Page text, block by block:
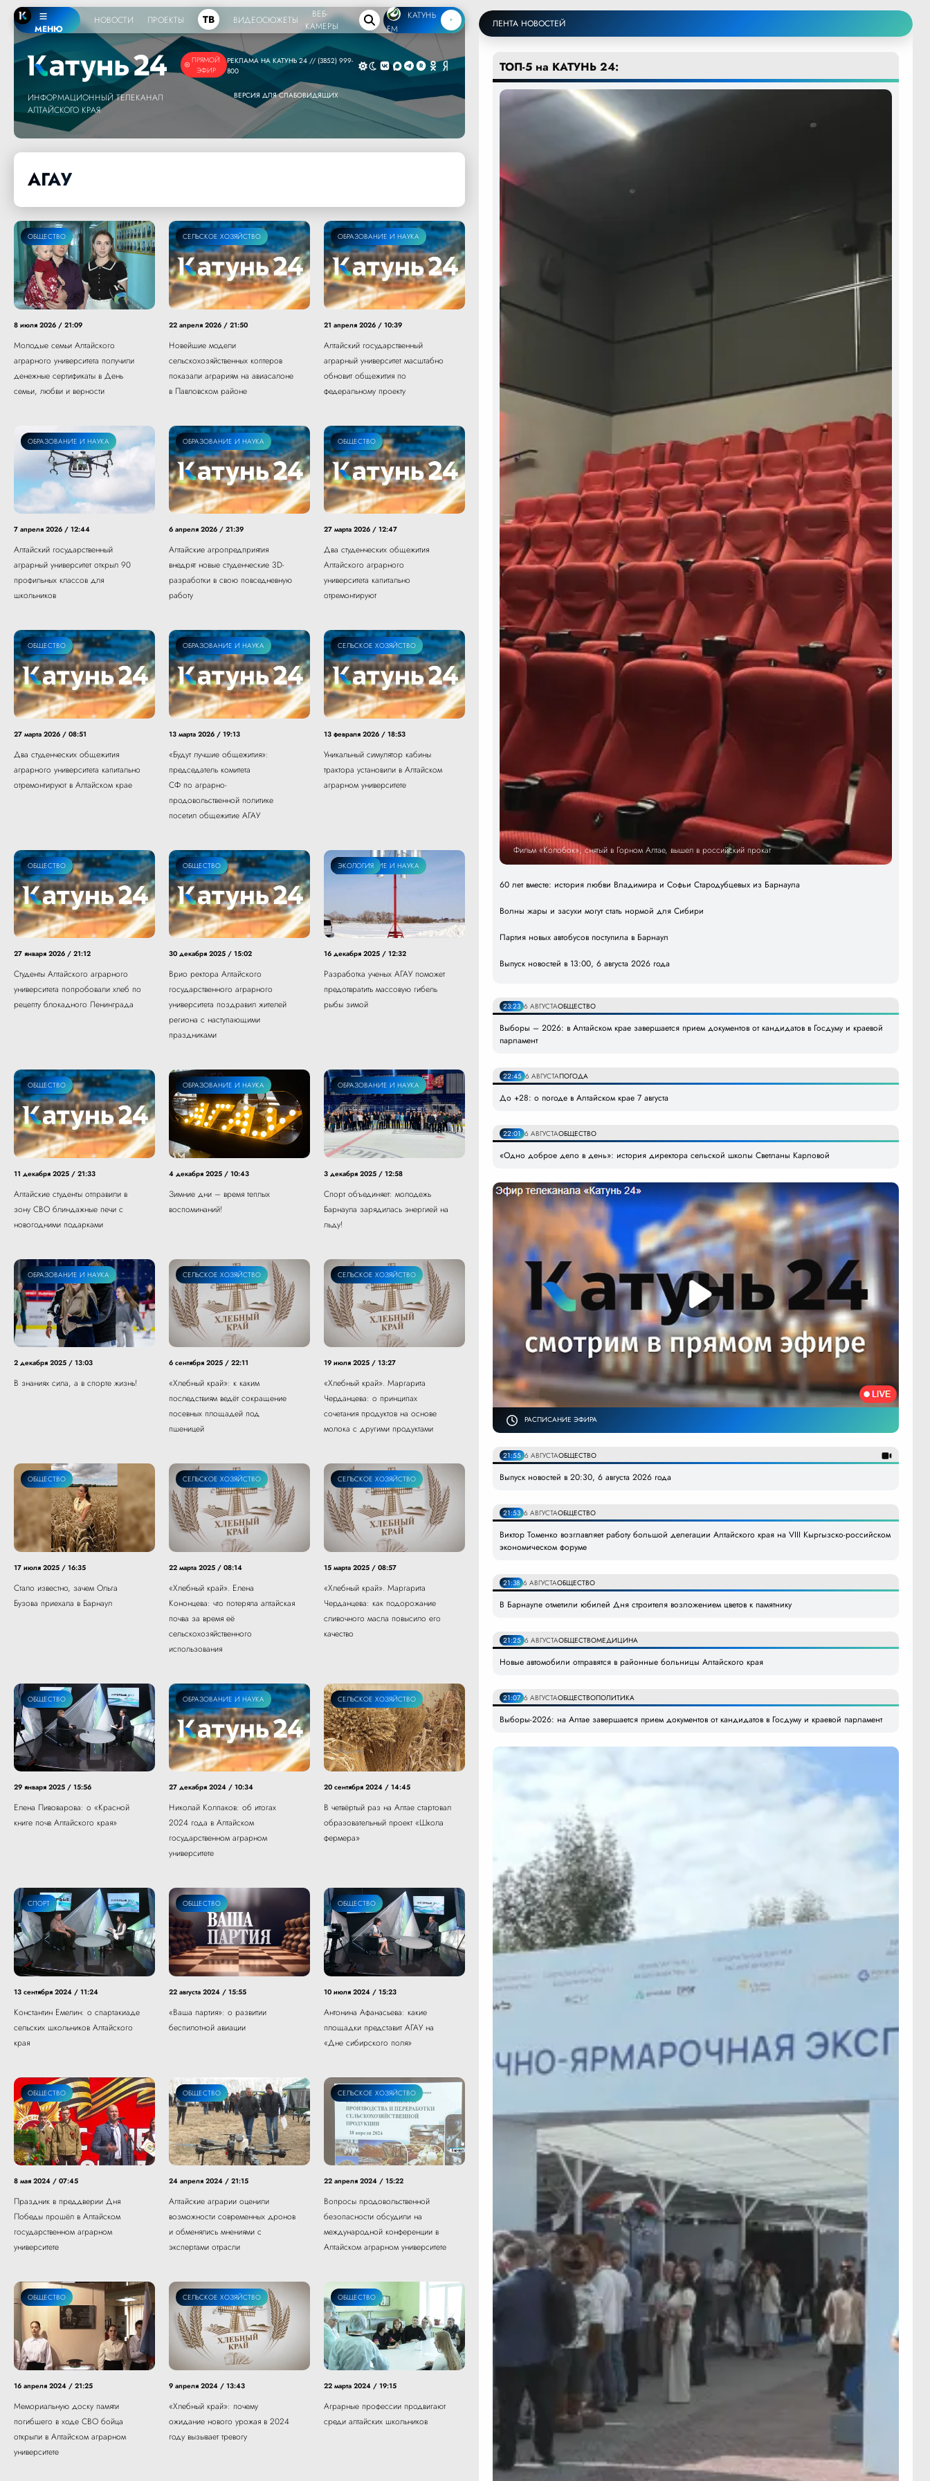
МЕНЮ
НОВОСТИ ПРОЕКТЫ ТВ ВИДЕОСЮЖЕТЫ
ВЕБ-
КАМЕРЫ
КАТУНЬ
FM
ПРЯМОЙ
ЭФИР
ИНФОРМАЦИОННЫЙ ТЕЛЕКАНАЛ
АЛТАЙСКОГО КРАЯ
РЕКЛАМА НА КАТУНЬ 24 // (3852) 999-
800
ВЕРСИЯ ДЛЯ СЛАБОВИДЯЩИХ
АГАУ
ОБЩЕСТВО
8 июля 2026 / 21:09
Молодые семьи Алтайского
аграрного университета получили
денежные сертификаты в День
семьи, любви и верности
СЕЛЬСКОЕ ХОЗЯЙСТВО
22 апреля 2026 / 21:50
Новейшие модели
сельскохозяйственных коптеров
показали аграриям на авиасалоне
в Павловском районе
ОБРАЗОВАНИЕ И НАУКА
21 апреля 2026 / 10:39
Алтайский государственный
аграрный университет масштабно
обновит общежития по
федеральному проекту
ОБРАЗОВАНИЕ И НАУКА
7 апреля 2026 / 12:44
Алтайский государственный
аграрный университет открыл 90
профильных классов для
школьников
ОБРАЗОВАНИЕ И НАУКА
6 апреля 2026 / 21:39
Алтайские агропредприятия
внедрят новые студенческие 3D-
разработки в свою повседневную
работу
ОБЩЕСТВО
27 марта 2026 / 12:47
Два студенческих общежития
Алтайского аграрного
университета капитально
отремонтируют
ОБЩЕСТВО
27 марта 2026 / 08:51
Два студенческих общежития
аграрного университета капитально
отремонтируют в Алтайском крае
СЕЛЬСКОЕ ХОЗЯЙСТВО
ОБРАЗОВАНИЕ И НАУКА
13 марта 2026 / 19:13
«Будут лучшие общежития»:
председатель комитета
СФ по аграрно-
продовольственной политике
посетил общежитие АГАУ
СЕЛЬСКОЕ ХОЗЯЙСТВО
13 февраля 2026 / 18:53
Уникальный симулятор кабины
трактора установили в Алтайском
аграрном университете
ОБЩЕСТВО
27 января 2026 / 21:12
Студенты Алтайского аграрного
университета попробовали хлеб по
рецепту блокадного Ленинграда
ОБЩЕСТВО
30 декабря 2025 / 15:02
Врио ректора Алтайского
государственного аграрного
университета поздравил жителей
региона с наступающими
праздниками
ОБРАЗОВАНИЕ И НАУКА
ЭКОЛОГИЯ
16 декабря 2025 / 12:32
Разработка ученых АГАУ поможет
предотвратить массовую гибель
рыбы зимой
ОБЩЕСТВО
11 декабря 2025 / 21:33
Алтайские студенты отправили в
зону СВО блиндажные печи с
новогодними подарками
СПОРТ
ОБРАЗОВАНИЕ И НАУКА
4 декабря 2025 / 10:43
Зимние дни – время теплых
воспоминаний!
СПОРТ
ОБРАЗОВАНИЕ И НАУКА
3 декабря 2025 / 12:58
Спорт объединяет: молодежь
Барнаула зарядилась энергией на
льду!
СПОРТ
ОБРАЗОВАНИЕ И НАУКА
2 декабря 2025 / 13:03
В знаниях сила, а в спорте жизнь!
СЕЛЬСКОЕ ХОЗЯЙСТВО
6 сентября 2025 / 22:11
«Хлебный край»: к каким
последствиям ведёт сокращение
посевных площадей под
пшеницей
СЕЛЬСКОЕ ХОЗЯЙСТВО
19 июля 2025 / 13:27
«Хлебный край». Маргарита
Черданцева: о принципах
сочетания продуктов на основе
молока с другими продуктами
ОБЩЕСТВО
17 июля 2025 / 16:35
Стало известно, зачем Ольга
Бузова приехала в Барнаул
СЕЛЬСКОЕ ХОЗЯЙСТВО
22 марта 2025 / 08:14
«Хлебный край». Елена
Кононцева: что потеряла алтайская
почва за время её
сельскохозяйственного
использования
СЕЛЬСКОЕ ХОЗЯЙСТВО
15 марта 2025 / 08:57
«Хлебный край». Маргарита
Черданцева: как подорожание
сливочного масла повысило его
качество
ОБЩЕСТВО
29 января 2025 / 15:56
Елена Пивоварова: о «Красной
книге почв Алтайского края»
ОБРАЗОВАНИЕ И НАУКА
27 декабря 2024 / 10:34
Николай Колпаков: об итогах
2024 года в Алтайском
государственном аграрном
университете
СЕЛЬСКОЕ ХОЗЯЙСТВО
20 сентября 2024 / 14:45
В четвёртый раз на Алтае стартовал
образовательный проект «Школа
фермера»
СПОРТ
13 сентября 2024 / 11:24
Константин Емелин: о спартакиаде
сельских школьников Алтайского
края
ОБЩЕСТВО
22 августа 2024 / 15:55
«Ваша партия»: о развитии
беспилотной авиации
ОБЩЕСТВО
10 июля 2024 / 15:23
Антонина Афанасьева: какие
площадки представит АГАУ на
«Дне сибирского поля»
ОБЩЕСТВО
8 мая 2024 / 07:45
Праздник в преддверии Дня
Победы прошёл в Алтайском
государственном аграрном
университете
ОБЩЕСТВО
24 апреля 2024 / 21:15
Алтайские аграрии оценили
возможности современных дронов
и обменялись мнениями с
экспертами отрасли
СЕЛЬСКОЕ ХОЗЯЙСТВО
22 апреля 2024 / 15:22
Вопросы продовольственной
безопасности обсудили на
международной конференции в
Алтайском аграрном университете
ОБЩЕСТВО
16 апреля 2024 / 21:25
Мемориальную доску памяти
погибшего в ходе СВО бойца
открыли в Алтайском аграрном
университете
СЕЛЬСКОЕ ХОЗЯЙСТВО
9 апреля 2024 / 13:43
«Хлебный край»: почему
ожидание нового урожая в 2024
году вызывает тревогу
ОБЩЕСТВО
22 марта 2024 / 19:15
Аграрные профессии продвигают
среди алтайских школьников
ЛЕНТА НОВОСТЕЙ
ТОП-5 на КАТУНЬ 24:
Фильм «Колобок», снятый в Горном Алтае, вышел в российский прокат
60 лет вместе: история любви Владимира и Софьи Стародубцевых из Барнаула
Волны жары и засухи могут стать нормой для Сибири
Партия новых автобусов поступила в Барнаул
Выпуск новостей в 13:00, 6 августа 2026 года
23:23 6 АВГУСТАОБЩЕСТВО
Выборы – 2026: в Алтайском крае завершается прием документов от кандидатов в Госдуму и краевой
парламент
22:45 6 АВГУСТАПОГОДА
До +28: о погоде в Алтайском крае 7 августа
22:01 6 АВГУСТАОБЩЕСТВО
«Одно доброе дело в день»: история директора сельской школы Светланы Карловой
РАСПИСАНИЕ ЭФИРА
21:55 6 АВГУСТАОБЩЕСТВО
Выпуск новостей в 20:30, 6 августа 2026 года
21:53 6 АВГУСТАОБЩЕСТВО
Виктор Томенко возглавляет работу большой делегации Алтайского края на VIII Кыргызско-российском
экономическом форуме
21:38 6 АВГУСТАОБЩЕСТВО
В Барнауле отметили юбилей Дня строителя возложением цветов к памятнику
21:25 6 АВГУСТАОБЩЕСТВОМЕДИЦИНА
Новые автомобили отправятся в районные больницы Алтайского края
21:07 6 АВГУСТАОБЩЕСТВОПОЛИТИКА
Выборы-2026: на Алтае завершается прием документов от кандидатов в Госдуму и краевой парламент